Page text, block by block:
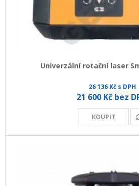
Univerzální rotační laser
26 136 Kč s DPH
21 600 Kč bez
KOUPIT